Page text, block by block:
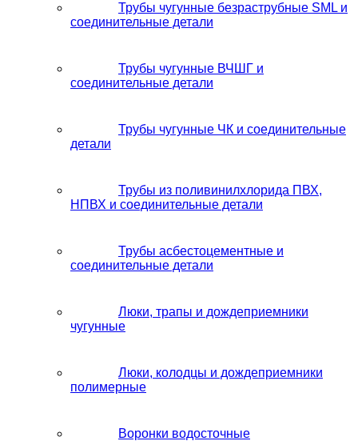
Трубы чугунные безраструбные SML и
соединительные детали
Трубы чугунные ВЧШГ и
соединительные детали
Трубы чугунные ЧК и соединительные
детали
Трубы из поливинилхлорида ПВХ,
НПВХ и соединительные детали
Трубы асбестоцементные и
соединительные детали
Люки, трапы и дождеприемники
чугунные
Люки, колодцы и дождеприемники
полимерные
Воронки водосточные